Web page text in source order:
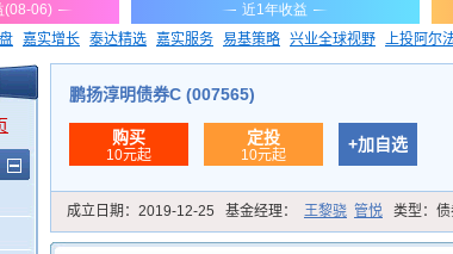
嘉实增长 泰达精选 嘉实服务 易基策略 兴业全球视野 上投阿尔
价值ETF
鹏扬淳明债券C (007565)
购买
10元起
定投
10元起
+加自选
成立日期： 2019-12-25 基金经理： 王黎骁 管悦 类型：